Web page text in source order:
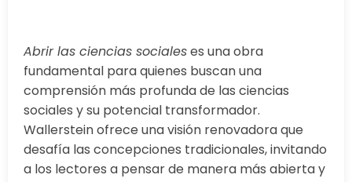
Abrir las ciencias socialeses una obra
fundamental para quienes buscan una
comprensión más profunda de las ciencias
sociales y su potencial transformador.
Wallerstein ofrece una visión renovadora que
desafía las concepciones tradicionales, invitando
a los lectores a pensar de manera más abierta y